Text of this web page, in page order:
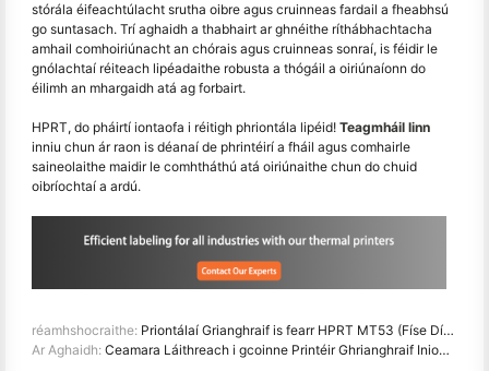
stórála éifeachtúlacht srutha oibre agus cruinneas fardail a fheabhsú
go suntasach. Trí aghaidh a thabhairt ar ghnéithe ríthábhachtacha
amhail comhoiriúnacht an chórais agus cruinneas sonraí, is féidir le
gnólachtaí réiteach lipéadaithe robusta a thógáil a oiriúnaíonn do
éilimh an mhargaidh atá ag forbairt.
HPRT, do pháirtí iontaofa i réitigh phriontála lipéid! Teagmháil linn
inniu chun ár raon is déanaí de phrintéirí a fháil agus comhairle
saineolaithe maidir le comhtháthú atá oiriúnaithe chun do chuid
oibríochtaí a ardú.
réamhshocraithe: Priontálaí Grianghraif is fearr HPRT MT53 (Físe Díboscála san áireamh)
Ar Aghaidh: Ceamara Láithreach i gcoinne Printéir Ghrianghraif Iniompar: Cé acu is fearr duit?